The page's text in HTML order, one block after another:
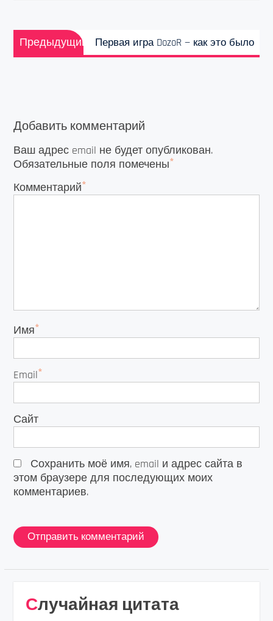
Навигация
по
записям
Предыдущий
Предыдущая
запись:
Первая игра DozoR — как это было
Добавить комментарий
Ваш адрес email не будет опубликован.
Обязательные поля помечены*
Комментарий*
Имя*
Email*
Сайт
Сохранить моё имя, email и адрес сайта в
этом браузере для последующих моих
комментариев.
Случайная цитата